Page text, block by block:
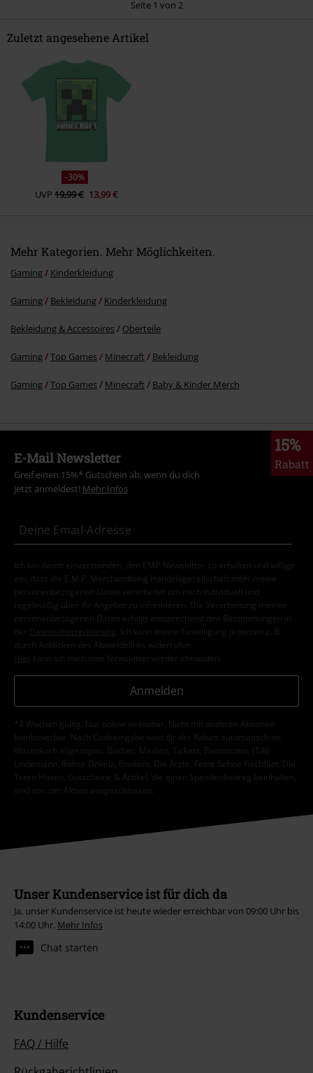
Kommentar jetzt abschicken!
Zuletzt angesehene Artikel
-30%
Mehr Kategorien. Mehr Möglichkeiten.
15%
Rabatt
E-Mail Newsletter
Greif einen 15%* Gutschein ab, wenn du dich
Ich bin damit einverstanden, den EMP-Newsletter zu erhalten und willige
ein, dass die E.M.P. Merchandising Handelsgesellschaft mbH meine
personenbezogenen Daten verarbeitet um mich individuell und
regelmäßig über ihr Angebot zu informieren. Die Verarbeitung meiner
personenbezogenen Daten erfolgt entsprechend den Bestimmungen in
der Datenschutzerklärung . Ich kann meine Einwilligung jederzeit z. B.
durch Anklicken des Abmeldelinks widerrufen.
*4 Wochen gültig. Nur online einlösbar. Nicht mit anderen Aktionen
kombinierbar. Nach Codeeingabe wird dir der Rabatt automatisch im
Warenkorb abgezogen. Bücher, Medien, Tickets, Rammstein, (Till)
Lindemann, Böhse Onkelz, Broilers, Die Ärzte, Feine Sahne Fischfilet, Die
Toten Hosen, Gutscheine & Artikel, die einen Spendenbeitrag beinhalten,
Unser Kundenservice ist für dich da
Ja, unser Kundenservice ist heute wieder erreichbar von 09:00 Uhr bis
Kundenservice
FAQ / Hilfe